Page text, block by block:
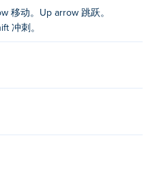
移动。Up arrow 跳跃。
冲刺。